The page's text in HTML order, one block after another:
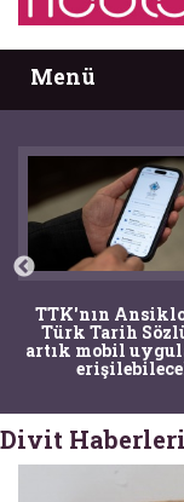
Menü
TTK'nın
Türk Tarih
artık mobil
Divit Haberleri